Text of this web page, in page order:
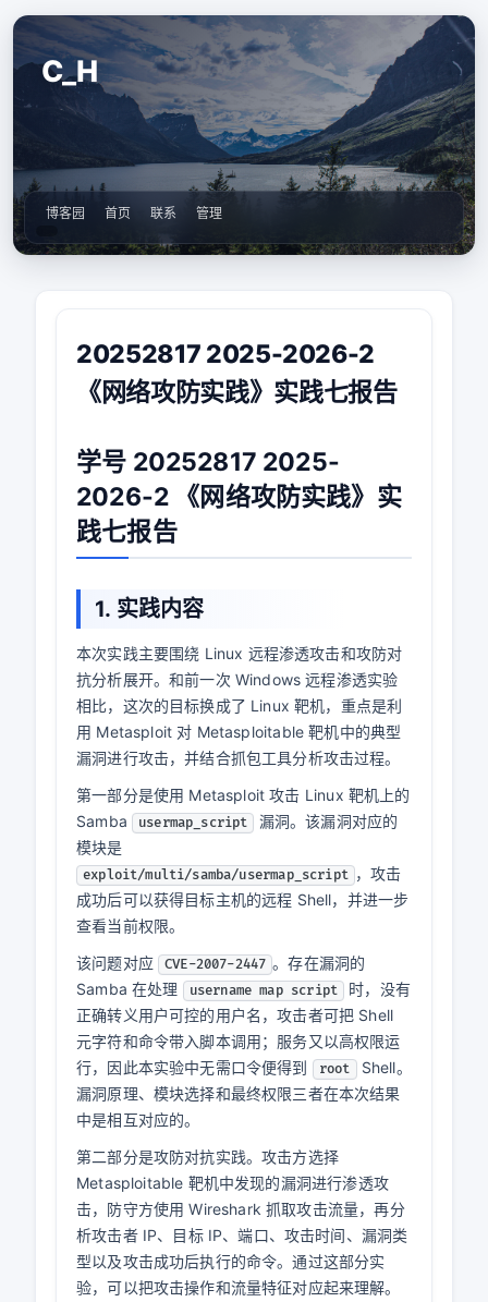
C_H
博客园 首页 联系 管理
20252817 2025-2026-2
《网络攻防实践》实践七报告
学号 20252817 2025-
2026-2 《网络攻防实践》实
践七报告
1. 实践内容
本次实践主要围绕 Linux 远程渗透攻击和攻防对
抗分析展开。和前一次 Windows 远程渗透实验
相比，这次的目标换成了 Linux 靶机，重点是利
用 Metasploit 对 Metasploitable 靶机中的典型
漏洞进行攻击，并结合抓包工具分析攻击过程。
第一部分是使用 Metasploit 攻击 Linux 靶机上的
Samba usermap_script
漏洞。该漏洞对应的
模块是
exploit/multi/samba/usermap_script ，攻击
成功后可以获得目标主机的远程 Shell，并进一步
查看当前权限。
该问题对应 CVE-2007-2447 。存在漏洞的
Samba 在处理
username map script
时，没有
正确转义用户可控的用户名，攻击者可把 Shell
元字符和命令带入脚本调用；服务又以高权限运
行，因此本实验中无需口令便得到
root Shell。
漏洞原理、模块选择和最终权限三者在本次结果
中是相互对应的。
第二部分是攻防对抗实践。攻击方选择
Metasploitable 靶机中发现的漏洞进行渗透攻
击，防守方使用 Wireshark 抓取攻击流量，再分
析攻击者 IP、目标 IP、端口、攻击时间、漏洞类
型以及攻击成功后执行的命令。通过这部分实
验，可以把攻击操作和流量特征对应起来理解。